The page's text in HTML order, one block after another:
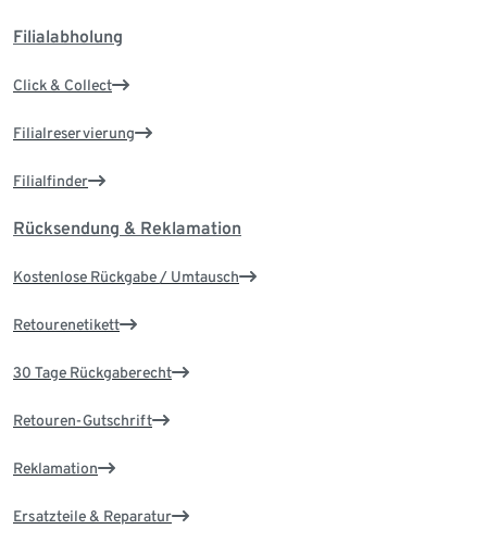
Filialabholung
Click & Collect
Filialreservierung
Filialfinder
Rücksendung & Reklamation
Kostenlose Rückgabe / Umtausch
Retourenetikett
30 Tage Rückgaberecht
Retouren-Gutschrift
Reklamation
Ersatzteile & Reparatur